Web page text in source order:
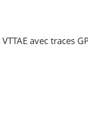
avec traces